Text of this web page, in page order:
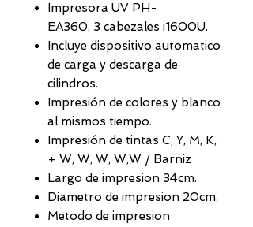
Impresora UV PH-
EA360, 3 cabezales i1600U.
Incluye dispositivo automatico
de carga y descarga de
cilindros.
Impresión de colores y blanco
al mismos tiempo.
Impresión de tintas C, Y, M, K,
+ W, W, W, W,W / Barniz
Largo de impresion 34cm.
Diametro de impresion 20cm.
Metodo de impresion